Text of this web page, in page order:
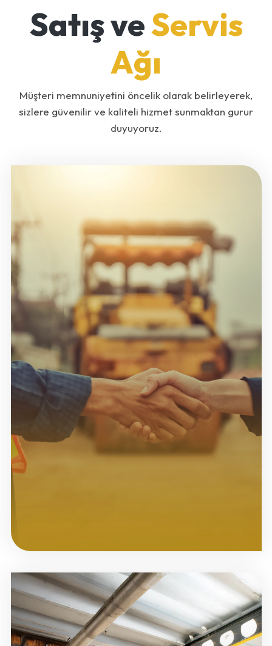
Satış veServis
Ağı
Müşteri memnuniyetini öncelik olarak belirleyerek,
sizlere güvenilir ve kaliteli hizmet sunmaktan gurur
duyuyoruz.
SATIŞ & KİRALAMA